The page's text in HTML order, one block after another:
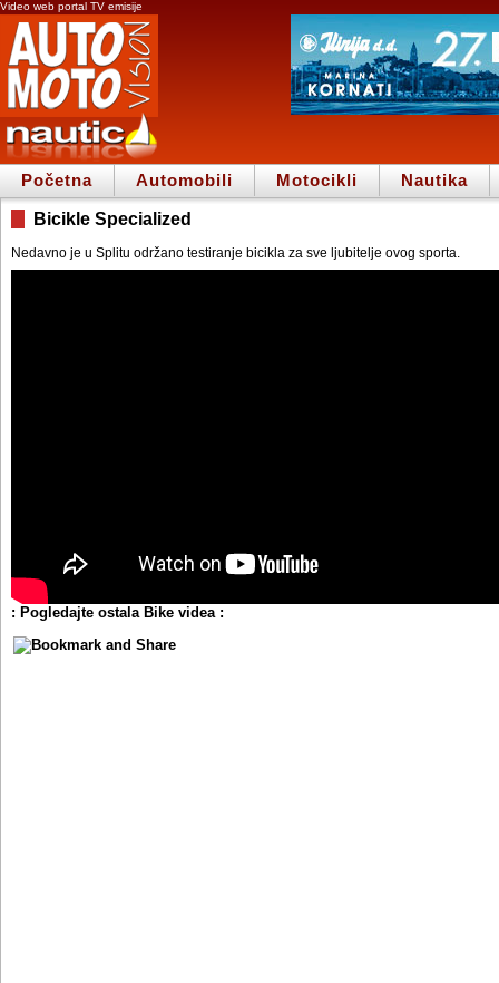
Video web portal TV emisije
Početna Automobili Motocikli Nautika
Bicikle Specialized
Nedavno je u Splitu održano testiranje bicikla za sve ljubitelje ovog sporta.
: Pogledajte ostala Bike videa :